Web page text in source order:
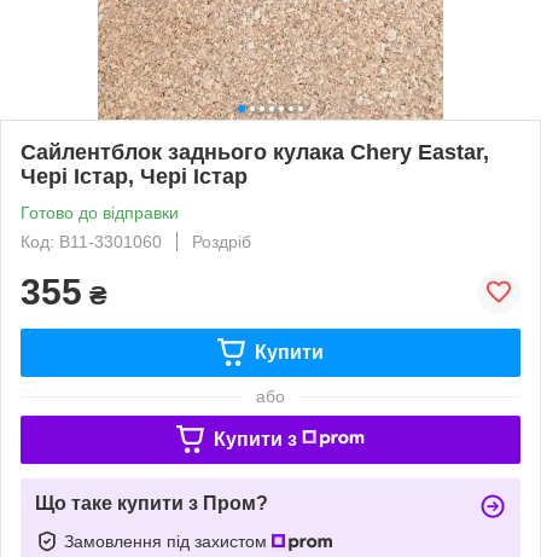
Сайлентблок заднього кулака Chery Eastar,
Чері Істар, Чері Істар
Готово до відправки
Код: B11-3301060
Роздріб
355 ₴
Купити
або
Купити з
Що таке купити з Пром?
Замовлення під захистом